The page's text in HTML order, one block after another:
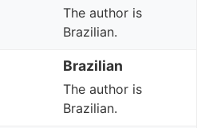
The author is
Brazilian.
Brazilian
The author is
Brazilian.